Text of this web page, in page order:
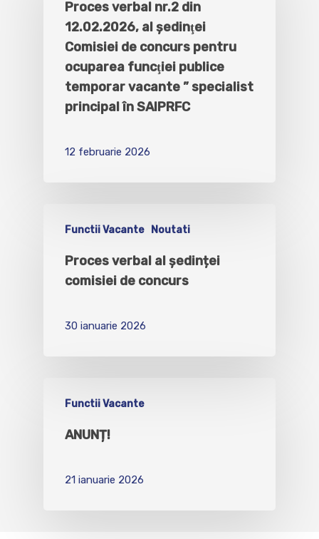
Proces verbal nr.2 din
12.02.2026, al şedinţei
Comisiei de concurs pentru
ocuparea funcţiei publice
temporar vacante ” specialist
principal în SAIPRFC
12 februarie 2026
Functii Vacante Noutati
Proces verbal al ședinței
comisiei de concurs
30 ianuarie 2026
Functii Vacante
ANUNȚ!
21 ianuarie 2026